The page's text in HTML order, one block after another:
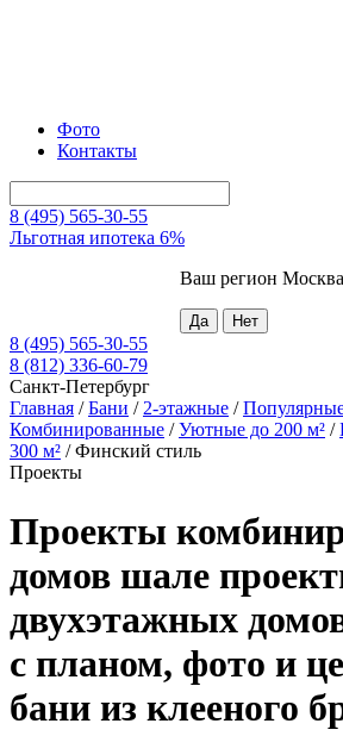
Фото
Контакты
8 (495) 565-30-55
Льготная ипотека 6%
Ваш регион Москва
8 (495) 565-30-55
8 (812) 336-60-79
Санкт-Петербург
Главная /Бани / 2-этажные /
Комбинированные /Уютные до 200 м² /
300 м² /Финский стиль
Проекты
Проекты
домов шале
двухэтажных
с планом, фото и
бани из клееного